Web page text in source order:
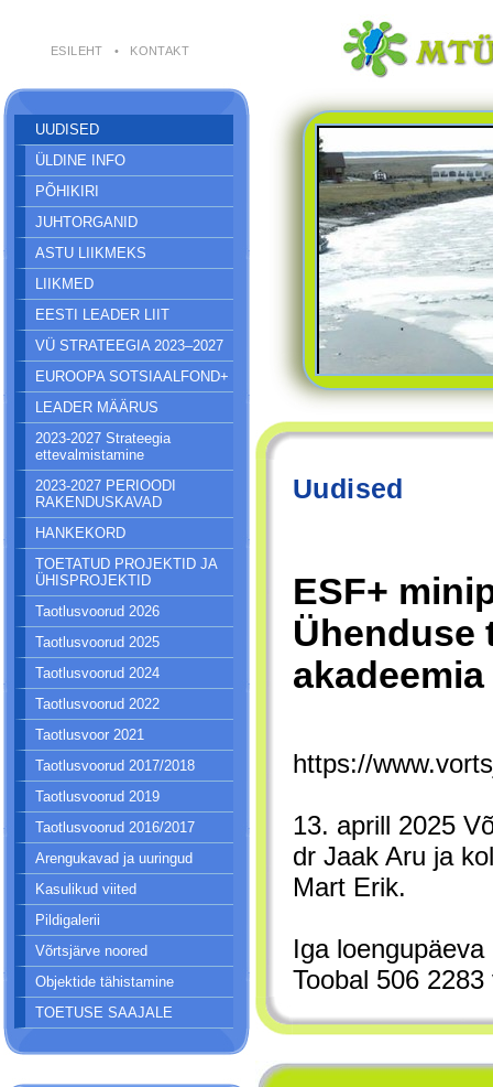
ESILEHT • KONTAKT
UUDISED
ÜLDINE INFO
PÕHIKIRI
JUHTORGANID
ASTU LIIKMEKS
LIIKMED
EESTI LEADER LIIT
VÜ STRATEEGIA 2023–2027
EUROOPA SOTSIAALFOND+
LEADER MÄÄRUS
2023-2027 Strateegia
ettevalmistamine
2023-2027 PERIOODI
RAKENDUSKAVAD
HANKEKORD
TOETATUD PROJEKTID JA
ÜHISPROJEKTID
Taotlusvoorud 2026
Taotlusvoorud 2025
Taotlusvoorud 2024
Taotlusvoorud 2022
Taotlusvoor 2021
Taotlusvoorud 2017/2018
Taotlusvoorud 2019
Taotlusvoorud 2016/2017
Arengukavad ja uuringud
Kasulikud viited
Pildigalerii
Võrtsjärve noored
Objektide tähistamine
TOETUSE SAAJALE
Uudised
ESF+
Ühenduse
https://
13. aprill 2025
dr Jaak Aru ja
Mart Erik.
Iga
Toobal 506